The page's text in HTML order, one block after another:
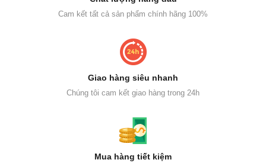
Cam kết tất cả sản phẩm chính hãng 100%
Giao hàng siêu nhanh
Chúng tôi cam kết giao hàng trong 24h
Mua hàng tiết kiệm